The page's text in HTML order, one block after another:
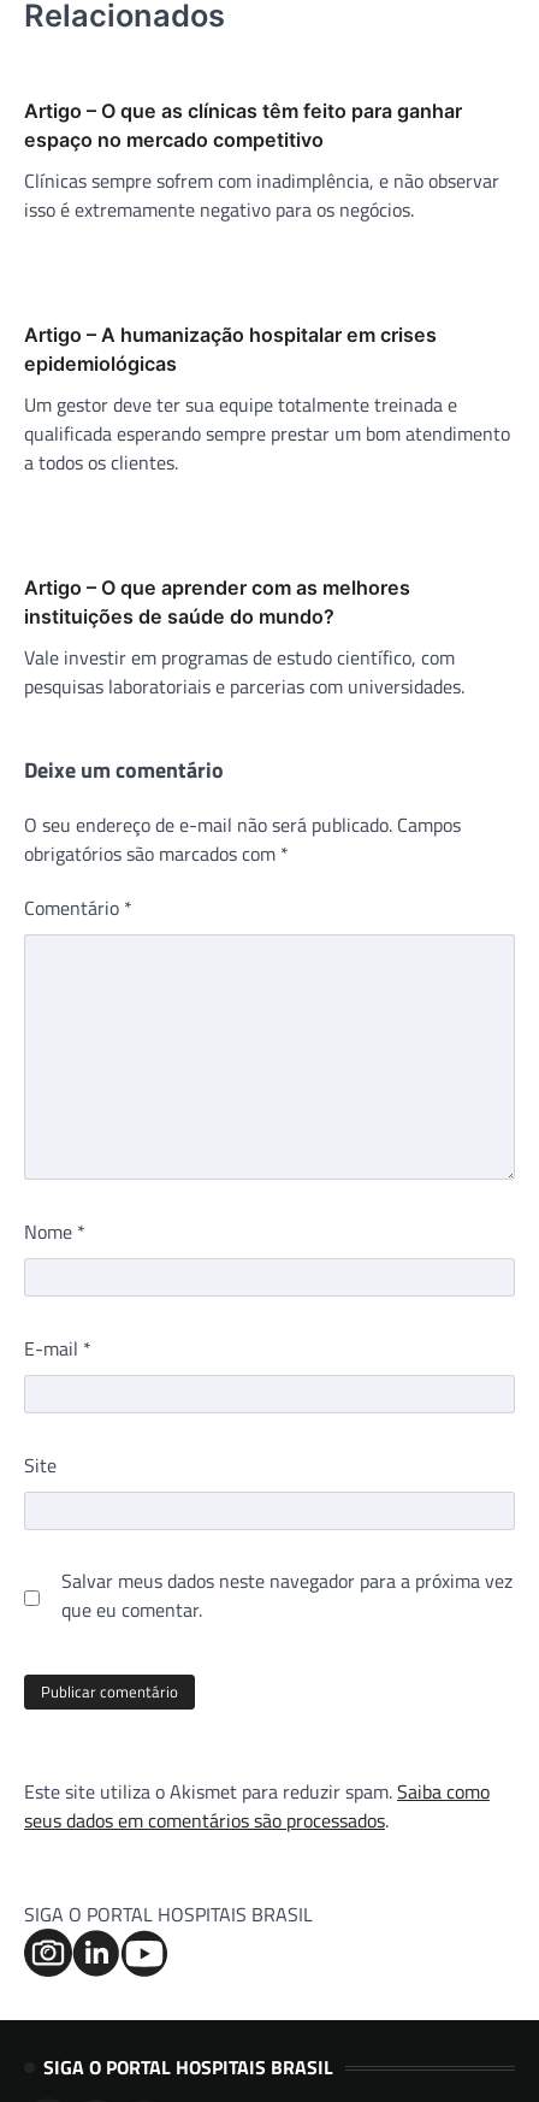
Relacionados
Artigo – O que as clínicas têm feito para ganhar
espaço no mercado competitivo
Clínicas sempre sofrem com inadimplência, e não observar
isso é extremamente negativo para os negócios.
Artigo – A humanização hospitalar em crises
epidemiológicas
Um gestor deve ter sua equipe totalmente treinada e
qualificada esperando sempre prestar um bom atendimento
a todos os clientes.
Artigo – O que aprender com as melhores
instituições de saúde do mundo?
Vale investir em programas de estudo científico, com
pesquisas laboratoriais e parcerias com universidades.
Deixe um comentário
O seu endereço de e-mail não será publicado. Campos
obrigatórios são marcados com *
Comentário *
Nome *
E-mail *
Site
Salvar meus dados neste navegador para a próxima vez
que eu comentar.
Este site utiliza o Akismet para reduzir spam.Saiba como
seus dados em comentários são processados.
SIGA O PORTAL HOSPITAIS BRASIL
SIGA O PORTAL HOSPITAIS BRASIL